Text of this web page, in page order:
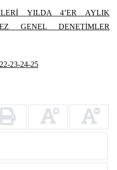
YILDA 4’ER AYLIK
GENEL DENETİMLER
23-24-25